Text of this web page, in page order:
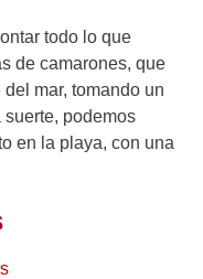
todo lo que
de camarones, que
mar, tomando un
suerte, podemos
en la playa, con una